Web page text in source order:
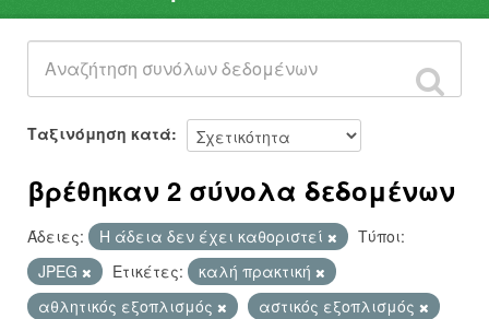
Φορείς
Ομάδες
Σχετικά
Ταξινόμηση κατά
βρέθηκαν 2 σύνολα δεδομένων
Άδειες: Η άδεια δεν έχει καθοριστεί
Τύποι:
JPEG
Ετικέτες:
καλή πρακτική
αθλητικός εξοπλισμός
αστικός εξοπλισμός